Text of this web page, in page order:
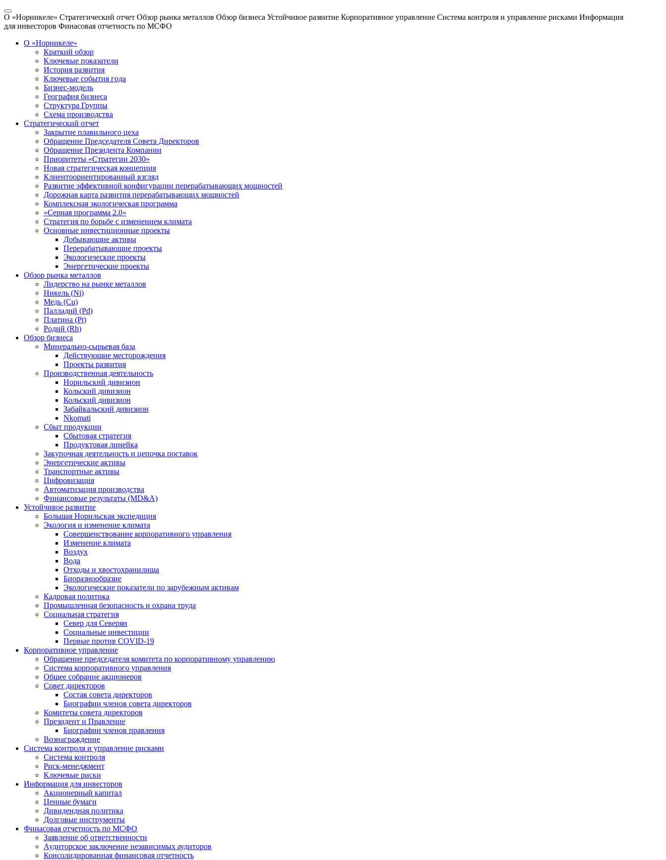
О «Норникеле» Стратегический отчет Обзор рынка металлов Обзор бизнеса Устойчивое развитие Корпоративное управление Система контроля и управление рисками Информация
для инвесторов Финасовая отчетность по МСФО
О «Норникеле»
Краткий обзор
Ключевые показатели
История развития
Ключевые события года
Бизнес-модель
География бизнеса
Структура Группы
Схема производства
Стратегический отчет
Закрытие плавильного цеха
Обращение Председателя Совета Директоров
Обращение Президента Компании
Приоритеты «Стратегии 2030»
Новая стратегическая концепция
Клиентоориентированный взгляд
Развитие эффективной конфигурации перерабатывающих мощностей
Дорожная карта развития перерабатывающих мощностей
Комплексная экологическая программа
«Серная программа 2.0»
Стратегия по борьбе с изменением климата
Основные инвестиционные проекты
Добывающие активы
Перерабатывающие проекты
Экологические проекты
Энергетические проекты
Обзор рынка металлов
Лидерство на рынке металлов
Никель (Ni)
Медь (Cu)
Палладий (Pd)
Платина (Pt)
Родий (Rh)
Обзор бизнеса
Минерально-сырьевая база
Действующие месторождения
Проекты развития
Производственная деятельность
Норильский дивизион
Кольский дивизион
Кольский дивизион
Забайкальский дивизион
Nkomati
Сбыт продукции
Сбытовая стратегия
Продуктовая линейка
Закупочная деятельность и цепочка поставок
Энергетические активы
Транспортные активы
Цифровизация
Автоматизация производства
Финансовые результаты (MD&A)
Устойчивое развитие
Большая Норильская экспедиция
Экология и изменение климата
Совершенствование корпоративного управления
Изменение климата
Воздух
Вода
Отходы и хвостохранилища
Биоразнообразие
Экологические показатели по зарубежным активам
Кадровая политика
Промышленная безопасность и охрана труда
Социальная стратегия
Север для Северян
Социальные инвестиции
Первые против COVID‑19
Корпоративное управление
Обращение председателя комитета по корпоративному управлению
Система корпоративного управления
Общее собрание акционеров
Совет директоров
Состав совета директоров
Биографии членов совета директоров
Комитеты совета директоров
Президент и Правление
Биографии членов правления
Вознаграждение
Система контроля и управление рисками
Система контроля
Риск-менеджмент
Ключевые риски
Информация для инвесторов
Акционерный капитал
Ценные бумаги
Дивидендная политика
Долговые инструменты
Финасовая отчетность по МСФО
Заявление об ответственности
Аудиторское заключение независимых аудиторов
Консолидированная финансовая отчетность